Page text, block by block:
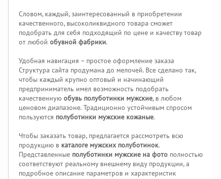
Словом, каждый, заинтересованный в приобретении
качественного, высоколиквидного товара сможет
подобрать для себя подходящий по цене и качеству товар
от любой обувной фабрики.
Удобная навигация – простое оформление заказа
Структура сайта продумана до мелочей. Все сделано так,
чтобы каждый крупно оптовый и начинающий
предприниматель имел возможность подобрать
качественную обувь полуботинки мужские, в любом
ценовом диапазоне. Традиционно устойчивым спросом
пользуются полуботинки мужские кожаные.
Чтобы заказать товар, предлагается рассмотреть всю
продукцию в каталоге мужских полуботинок.
Представленные полуботинки мужские на фото полностью
соответствуют реальному внешнему виду продукции, а
подробное описание параметров и характеристик